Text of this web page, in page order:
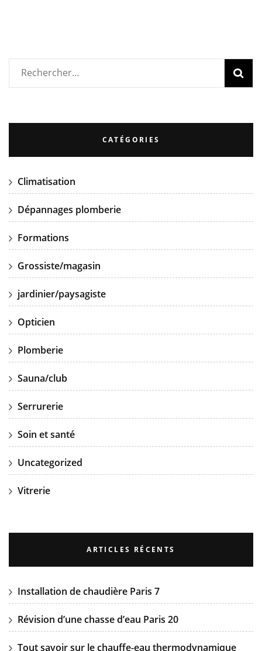
Rechercher :
CATÉGORIES
Climatisation
Dépannages plomberie
Formations
Grossiste/magasin
jardinier/paysagiste
Opticien
Plomberie
Sauna/club
Serrurerie
Soin et santé
Uncategorized
Vitrerie
ARTICLES RÉCENTS
Installation de chaudière Paris 7
Révision d’une chasse d’eau Paris 20
Tout savoir sur le chauffe-eau thermodynamique